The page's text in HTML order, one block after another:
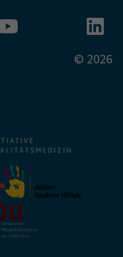
© 2026